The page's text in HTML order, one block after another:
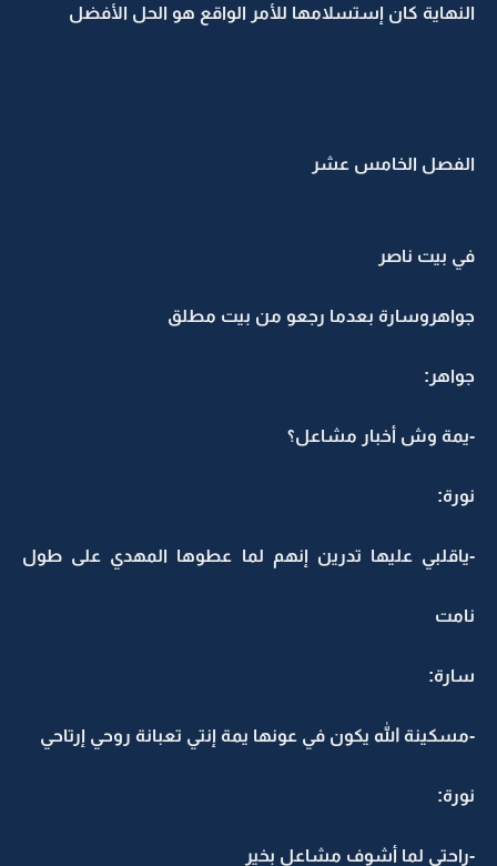
النهاية كان إستسلامها للأمر الواقع هو الحل الأفضل
الفصل الخامس عشر
في بيت ناصر
جواهروسارة بعدما رجعو من بيت مطلق
جواهر:
-يمة وش أخبار مشاعل؟
نورة:
-ياقلبي عليها تدرين إنهم لما عطوها المهدي على طول
نامت
سارة:
-مسكينة الله يكون في عونها يمة إنتي تعبانة روحي إرتاحي
نورة:
-راحتي لما أشوف مشاعل بخير